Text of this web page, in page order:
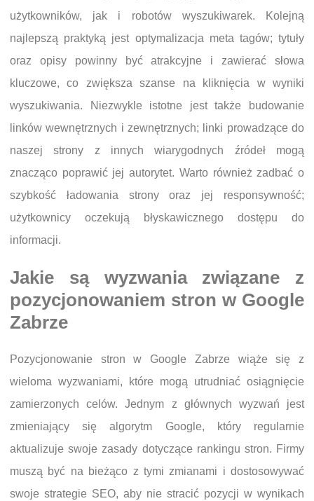
użytkowników, jak i robotów wyszukiwarek. Kolejną
najlepszą praktyką jest optymalizacja meta tagów; tytuły
oraz opisy powinny być atrakcyjne i zawierać słowa
kluczowe, co zwiększa szanse na kliknięcia w wyniki
wyszukiwania. Niezwykle istotne jest także budowanie
linków wewnętrznych i zewnętrznych; linki prowadzące do
naszej strony z innych wiarygodnych źródeł mogą
znacząco poprawić jej autorytet. Warto również zadbać o
szybkość ładowania strony oraz jej responsywność;
użytkownicy oczekują błyskawicznego dostępu do
informacji.
Jakie są wyzwania związane z
pozycjonowaniem stron w Google
Zabrze
Pozycjonowanie stron w Google Zabrze wiąże się z
wieloma wyzwaniami, które mogą utrudniać osiągnięcie
zamierzonych celów. Jednym z głównych wyzwań jest
zmieniający się algorytm Google, który regularnie
aktualizuje swoje zasady dotyczące rankingu stron. Firmy
muszą być na bieżąco z tymi zmianami i dostosowywać
swoje strategie SEO, aby nie stracić pozycji w wynikach